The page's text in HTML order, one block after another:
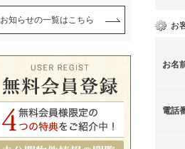
お
お名
電話
お知らせの一覧はこちら